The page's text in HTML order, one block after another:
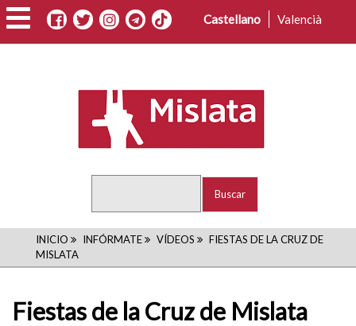
Pasar
al
contenido
Castellano Valencià
RUTA
DE
NAVEGACIÓN
INICIO INFÓRMATE VÍDEOS
FIESTAS DE LA CRUZ DE
MISLATA
Fiestas de la Cruz de Mislata